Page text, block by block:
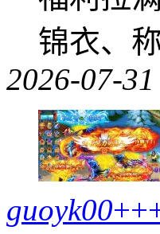
锦衣、称
2026-07-31
guoyk00